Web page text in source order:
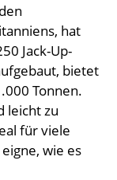
hat
Jack-Up-
bietet
Tonnen.
leicht zu
für viele
wie es